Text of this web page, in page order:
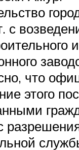
с
и
что
этого